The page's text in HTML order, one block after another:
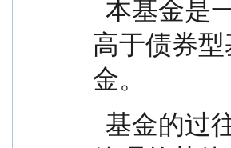
高于债券
金。